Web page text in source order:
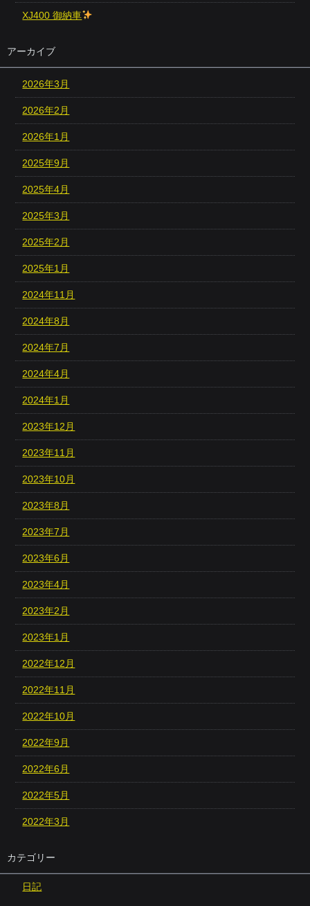
XJ400 御納車
アーカイブ
2026年3月
2026年2月
2026年1月
2025年9月
2025年4月
2025年3月
2025年2月
2025年1月
2024年11月
2024年8月
2024年7月
2024年4月
2024年1月
2023年12月
2023年11月
2023年10月
2023年8月
2023年7月
2023年6月
2023年4月
2023年2月
2023年1月
2022年12月
2022年11月
2022年10月
2022年9月
2022年6月
2022年5月
2022年3月
カテゴリー
日記